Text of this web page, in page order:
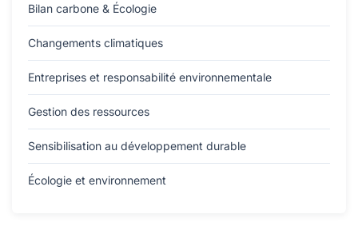
Bilan carbone & Écologie
Changements climatiques
Entreprises et responsabilité environnementale
Gestion des ressources
Sensibilisation au développement durable
Écologie et environnement